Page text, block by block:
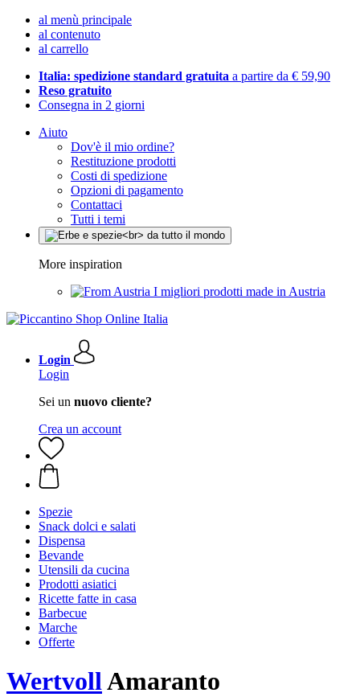
al menù principale
al contenuto
al carrello
Italia: spedizione standard gratuita a partire da € 59,90
Reso gratuito
Consegna in 2 giorni
Aiuto
Dov'è il mio ordine?
Restituzione prodotti
Costi di spedizione
Opzioni di pagamento
Contattaci
Tutti i temi
More inspiration
I migliori prodotti made in Austria
Login
Login
Sei un nuovo cliente?
Crea un account
Spezie
Snack dolci e salati
Dispensa
Bevande
Utensili da cucina
Prodotti asiatici
Ricette fatte in casa
Barbecue
Marche
Offerte
WertvollAmaranto